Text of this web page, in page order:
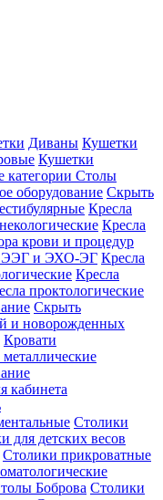
Диваны Кушетки
Кушетки
категории Столы
оборудование Скрыть
Кресла
Кресла
крови и процедур
ЭЭГ и ЭХО-ЭГ Кресла
Кресла
проктологические
Скрыть
и новорожденных
Кровати
кабинета
Столики
для детских весов
Столики прикроватные
Боброва Столики